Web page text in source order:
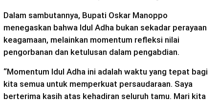
Dalam sambutannya, Bupati Oskar Manoppo
menegaskan bahwa Idul Adha bukan sekadar perayaan
keagamaan, melainkan momentum refleksi nilai
pengorbanan dan ketulusan dalam pengabdian.
“Momentum Idul Adha ini adalah waktu yang tepat bagi
kita semua untuk memperkuat persaudaraan. Saya
berterima kasih atas kehadiran seluruh tamu. Mari kita